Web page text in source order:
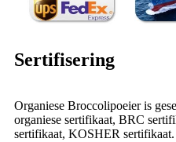
Sertifisering
Organiese Broccolipoeier is
organiese sertifikaat, BRC
sertifikaat, KOSHER sertifikaat.